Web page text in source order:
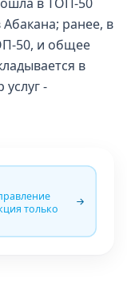
ранее, в
50, и общее
в
услуг -
только